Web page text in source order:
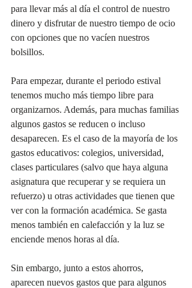
para llevar más al día el control de nuestro
dinero y disfrutar de nuestro tiempo de ocio
con opciones que no vacíen nuestros
bolsillos.
Para empezar, durante el periodo estival
tenemos mucho más tiempo libre para
organizarnos. Además, para muchas familias
algunos gastos se reducen o incluso
desaparecen. Es el caso de la mayoría de los
gastos educativos: colegios, universidad,
clases particulares (salvo que haya alguna
asignatura que recuperar y se requiera un
refuerzo) u otras actividades que tienen que
ver con la formación académica. Se gasta
menos también en calefacción y la luz se
enciende menos horas al día.
Sin embargo, junto a estos ahorros,
aparecen nuevos gastos que para algunos